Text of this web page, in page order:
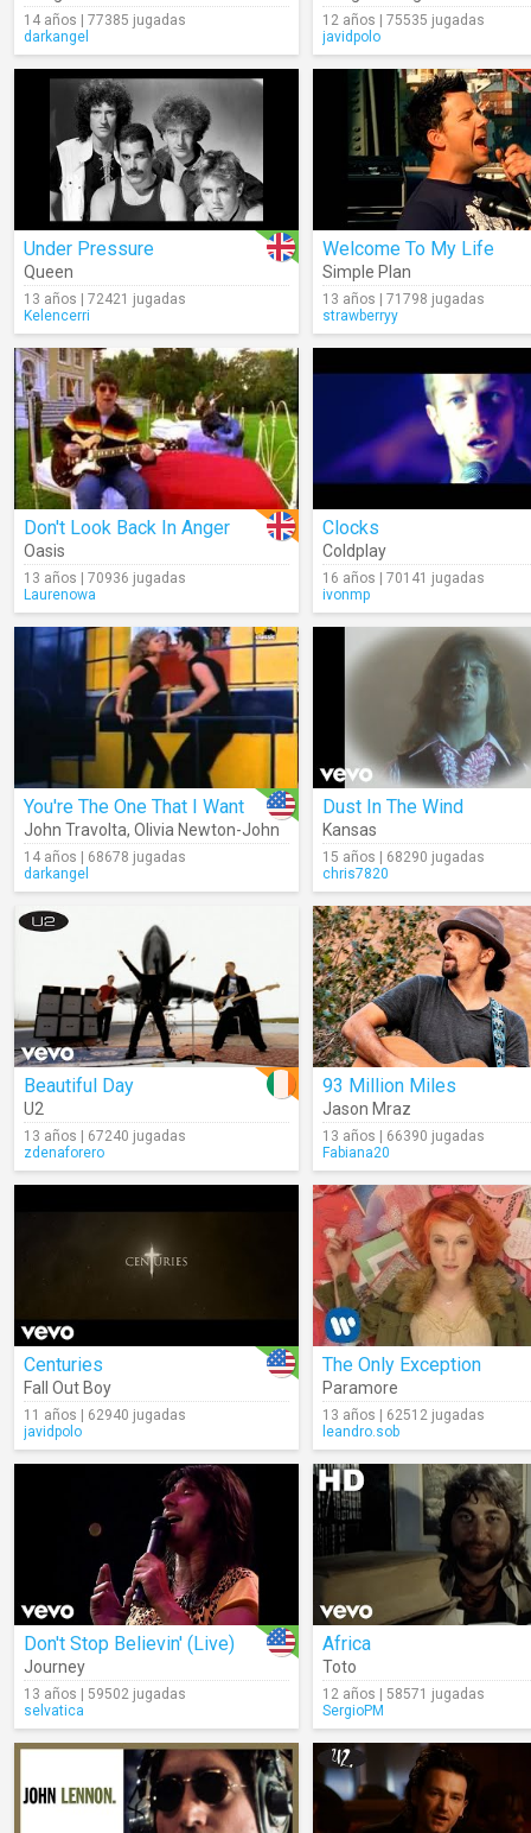
14 años | 77385 jugadas
darkangel
12 años | 75535 jugadas
javidpolo
Under Pressure
Queen
13 años | 72421 jugadas
Kelencerri
Welcome To My Life
Simple Plan
13 años | 71798 jugadas
strawberryy
Don't Look Back In Anger
Oasis
13 años | 70936 jugadas
Laurenowa
Clocks
Coldplay
16 años | 70141 jugadas
ivonmp
You're The One That I Want
John Travolta, Olivia Newton-John
14 años | 68678 jugadas
darkangel
Dust In The Wind
Kansas
15 años | 68290 jugadas
chris7820
Beautiful Day
U2
13 años | 67240 jugadas
zdenaforero
93 Million Miles
Jason Mraz
13 años | 66390 jugadas
Fabiana20
Centuries
Fall Out Boy
11 años | 62940 jugadas
javidpolo
The Only Exception
Paramore
13 años | 62512 jugadas
leandro.sob
Don't Stop Believin' (Live)
Journey
13 años | 59502 jugadas
selvatica
Africa
Toto
12 años | 58571 jugadas
SergioPM